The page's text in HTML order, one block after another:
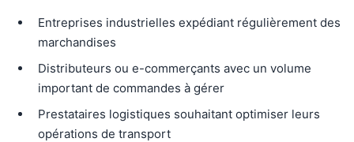
Entreprises industrielles expédiant régulièrement des
marchandises
Distributeurs ou e-commerçants avec un volume
important de commandes à gérer
Prestataires logistiques souhaitant optimiser leurs
opérations de transport